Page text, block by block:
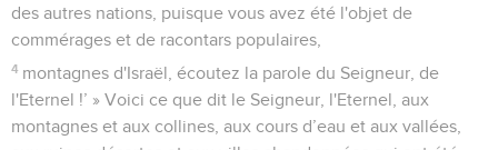
des autres nations, puisque vous avez été l'objet de
commérages et de racontars populaires,
4 montagnes d'Israël, écoutez la parole du Seigneur, de
l'Eternel !’ » Voici ce que dit le Seigneur, l'Eternel, aux
montagnes et aux collines, aux cours d’eau et aux vallées,